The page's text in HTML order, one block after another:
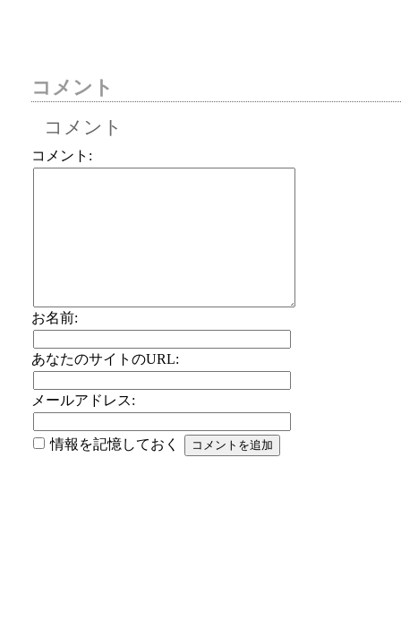
コメント
コメント
コメント:
お名前:
あなたのサイトのURL:
メールアドレス:
情報を記憶しておく